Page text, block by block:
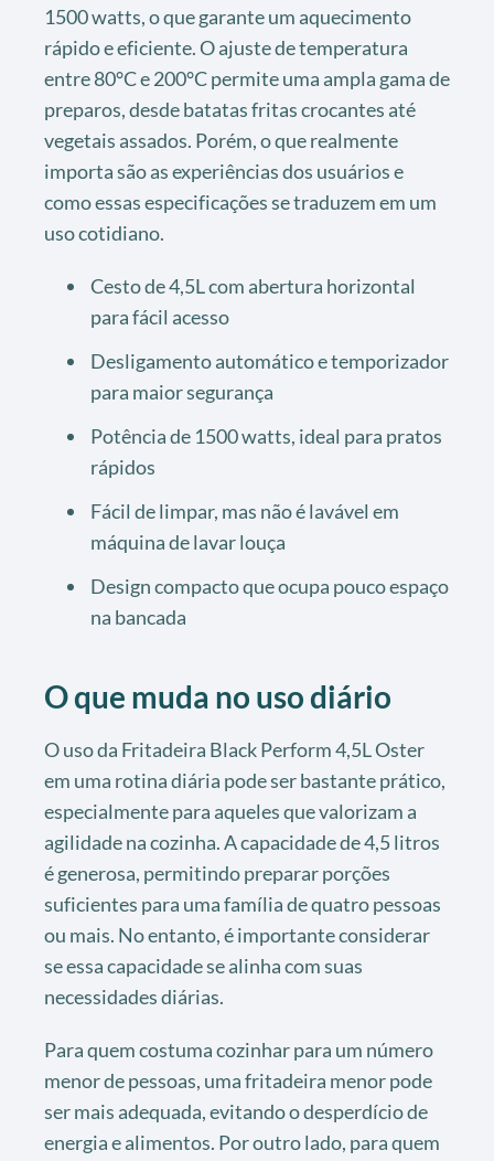
1500 watts, o que garante um aquecimento
rápido e eficiente. O ajuste de temperatura
entre 80°C e 200°C permite uma ampla gama de
preparos, desde batatas fritas crocantes até
vegetais assados. Porém, o que realmente
importa são as experiências dos usuários e
como essas especificações se traduzem em um
uso cotidiano.
Cesto de 4,5L com abertura horizontal
para fácil acesso
Desligamento automático e temporizador
para maior segurança
Potência de 1500 watts, ideal para pratos
rápidos
Fácil de limpar, mas não é lavável em
máquina de lavar louça
Design compacto que ocupa pouco espaço
na bancada
O que muda no uso diário
O uso da Fritadeira Black Perform 4,5L Oster
em uma rotina diária pode ser bastante prático,
especialmente para aqueles que valorizam a
agilidade na cozinha. A capacidade de 4,5 litros
é generosa, permitindo preparar porções
suficientes para uma família de quatro pessoas
ou mais. No entanto, é importante considerar
se essa capacidade se alinha com suas
necessidades diárias.
Para quem costuma cozinhar para um número
menor de pessoas, uma fritadeira menor pode
ser mais adequada, evitando o desperdício de
energia e alimentos. Por outro lado, para quem